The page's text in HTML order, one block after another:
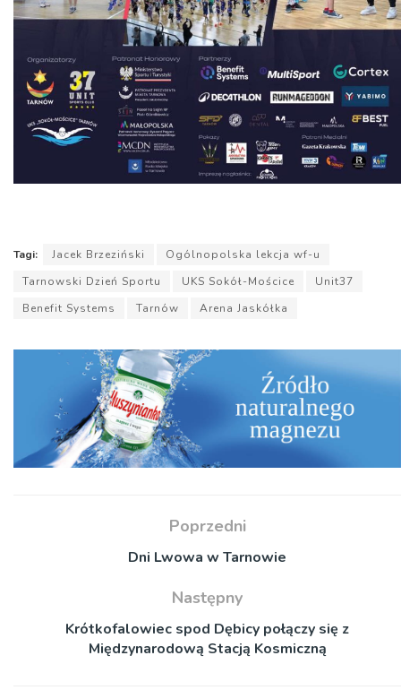
Tagi: Jacek Brzeziński
Ogólnopolska lekcja wf-u
Tarnowski Dzień Sportu
UKS Sokół-Mościce
Unit37
Benefit Systems
Tarnów Arena Jaskółka
Poprzedni
Dni Lwowa w Tarnowie
Następny
Krótkofalowiec spod Dębicy połączy się z
Międzynarodową Stacją Kosmiczną